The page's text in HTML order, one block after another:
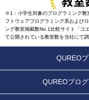
※1：小学生対象のプログラミング教
フトウェアプログラミング系および
ング教室掲載数No.1比較サイト「コ
て公開されている教室数を当社にて
QUREO
QUREOプロ